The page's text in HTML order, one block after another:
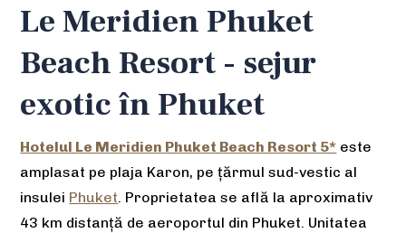
Le Meridien Phuket
Beach Resort - sejur
exotic în Phuket
Hotelul Le Meridien Phuket Beach Resort 5* este
amplasat pe plaja Karon, pe țărmul sud-vestic al
insulei Phuket. Proprietatea se află la aproximativ
43 km distanţă de aeroportul din Phuket. Unitatea